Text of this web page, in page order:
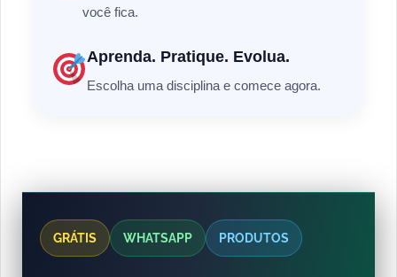
você fica.
Aprenda. Pratique. Evolua.
Escolha uma disciplina e comece agora.
GRÁTIS WHATSAPP PRODUTOS